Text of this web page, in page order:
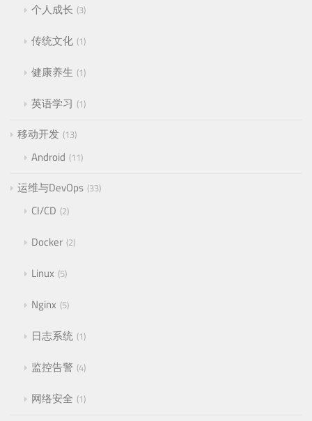
个人成长 3
传统文化 1
健康养生 1
英语学习 1
移动开发 13
Android 11
运维与DevOps 33
CI/CD 2
Docker 2
Linux 5
Nginx 5
日志系统 1
监控告警 4
网络安全 1